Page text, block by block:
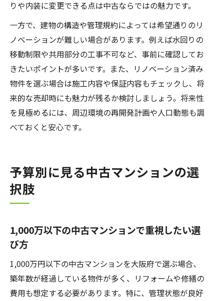
りや内装に変更できる点は中古ならではの魅力です。
一方で、建物の構造や管理規約によっては希望通りのリ
ノベーションが難しい場合があります。例えば水回りの
移動制限や共用部分の工事不可など、事前に確認してお
きたいポイントが多いです。また、リノベーション済み
物件を選ぶ場合は施工内容や保証内容もチェックし、将
来的な売却時にも魅力が残るか検討しましょう。将来性
を見極めるには、周辺環境の再開発計画や人口動態も調
べておくと安心です。
予算別に見る中古マンションの選
択肢
1,000万以下の中古マンションで重視したい選
び方
1,000万円以下の中古マンションを大阪府で選ぶ場合、
築年数が経過している物件が多く、リフォームや修繕の
費用も想定する必要があります。特に、管理状態が良好